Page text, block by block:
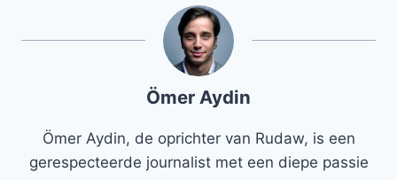
Ömer Aydin
Ömer Aydin, de oprichter van Rudaw, is een
gerespecteerde journalist met een diepe passie